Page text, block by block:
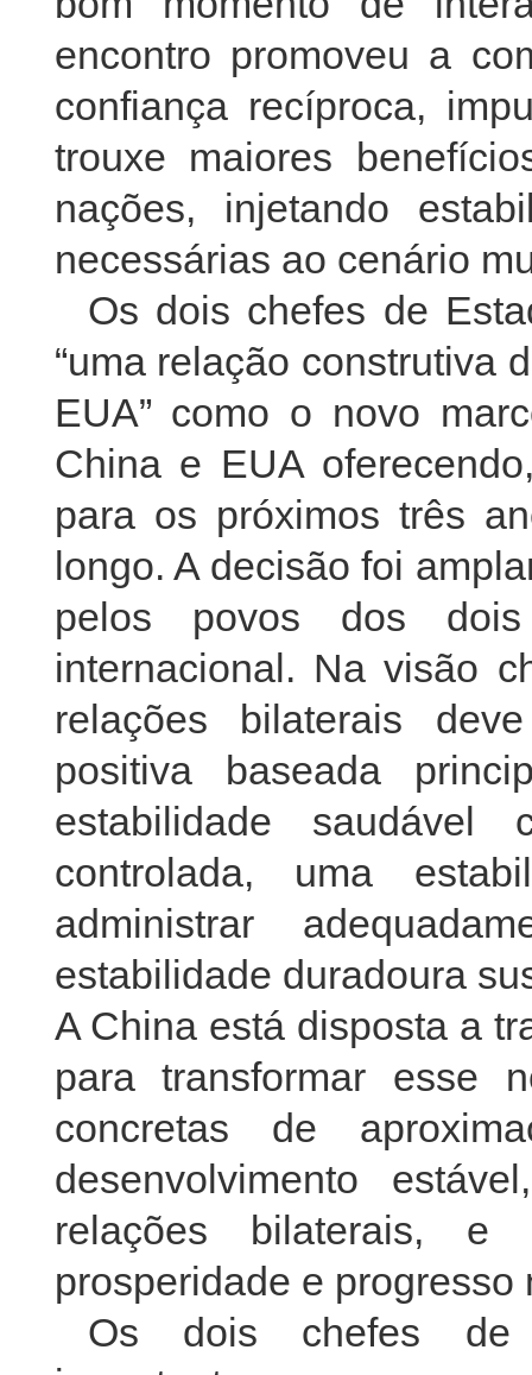
encontro promoveu a
confiança recíproca,
trouxe maiores
nações, injetando
necessárias ao cenário
Os dois chefes de
“uma relação construtiva
EUA” como o novo
China e EUA
para os próximos três
longo. A decisão foi
pelos povos dos
internacional. Na visão
relações bilaterais
positiva baseada
estabilidade saudável
controlada, uma
administrar
estabilidade duradoura
A China está disposta a
para transformar esse
concretas de
desenvolvimento
relações bilaterais, e
prosperidade e progresso
Os dois chefes de